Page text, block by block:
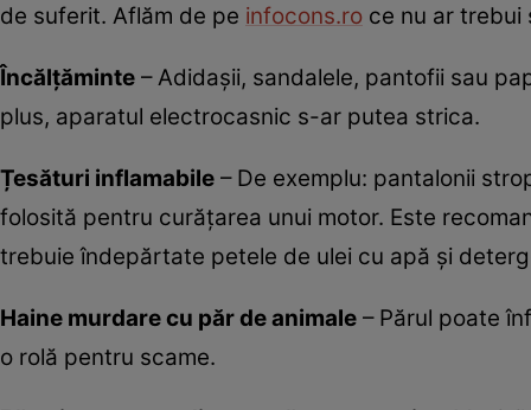
de suferit. Aflăm de pe infocons.ro ce nu ar trebui
Încălțăminte – Adidașii, sandalele, pantofii sau
plus, aparatul electrocasnic s-ar putea strica.
Țesături inflamabile – De exemplu: pantalonii
folosită pentru curățarea unui motor. Este
trebuie îndepărtate petele de ulei cu apă și
Haine murdare cu păr de animale – Părul poate
o rolă pentru scame.